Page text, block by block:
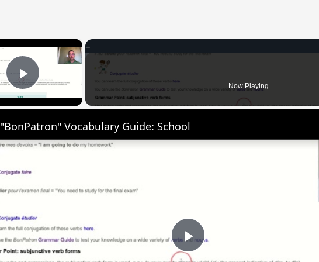
×
Play Video Now Playing
Play
"BonPatron" Vocabulary Guide: School